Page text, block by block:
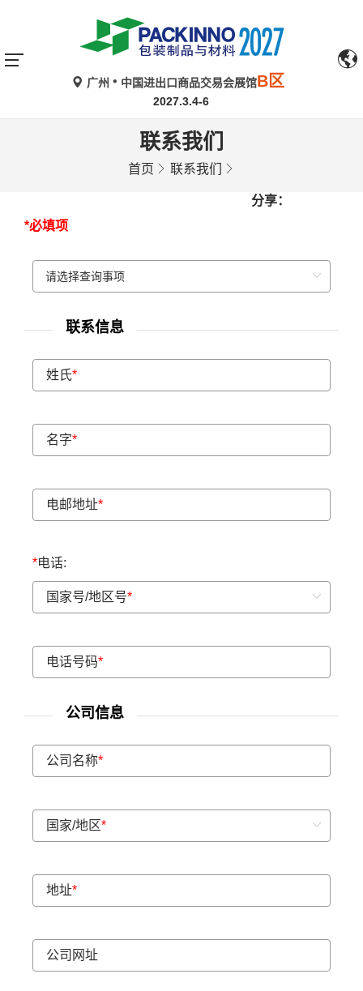
广州 中国进出口商品交易会展馆B区
2027.3.4-6
联系我们
首页 联系我们
分享：
*必填项
联系信息
姓氏*
名字*
电邮地址*
*电话:
国家号/地区号*
电话号码*
公司信息
公司名称*
国家/地区*
地址*
公司网址